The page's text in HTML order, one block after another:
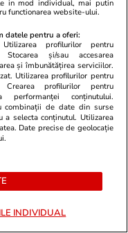
04 aug.
in mod individual, mai putin
functionarea website-ului.
datele pentru a oferi:
profilurilor pentru
Stocarea și/sau accesarea
și îmbunătățirea serviciilor.
Utilizarea profilurilor pentru
Crearea profilurilor pentru
performanței conținutului.
combinații de date din surse
selecta conținutul. Utilizarea
Date precise de geolocație
INDIVIDUAL